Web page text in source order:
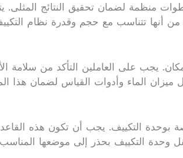
منظمة لضمان تحقيق النتائج المثلى.
أنها تتناسب مع حجم وقدرة نظام
يجب على العاملين التأكد من
الماء وأدوات القياس لضمان هذا
بوحدة التكييف. يجب أن تكون هذه
نقل وحدة التكييف بحذر إلى موضعها